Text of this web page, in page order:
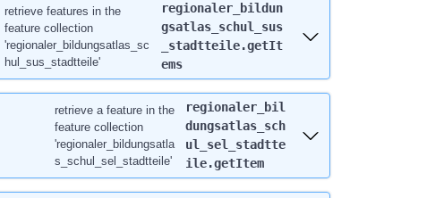
retrieve features in the
feature collection
'regionaler_bildungsatlas_sc
hul_sus_stadtteile'
regionaler_bildun
gsatlas_schul_sus
_stadtteile.getIt
ems
retrieve a feature in the
feature collection
'regionaler_bildungsatla
s_schul_sel_stadtteile'
regionaler_bil
dungsatlas_sch
ul_sel_stadtte
ile.getItem